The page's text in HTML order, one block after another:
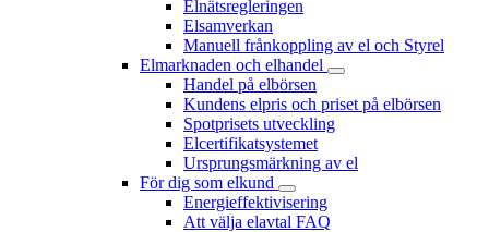
Elnätsregleringen
Elsamverkan
Manuell frånkoppling av el och Styrel
Elmarknaden och elhandel
Handel på elbörsen
Kundens elpris och priset på elbörsen
Spotprisets utveckling
Elcertifikatsystemet
Ursprungsmärkning av el
För dig som elkund
Energieffektivisering
Att välja elavtal FAQ